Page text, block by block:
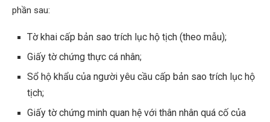
phần sau:
Tờ khai cấp bản sao trích lục hộ tịch (theo mẫu);
Giấy tờ chứng thực cá nhân;
Sổ hộ khẩu của người yêu cầu cấp bản sao trích lục hộ
tịch;
Giấy tờ chứng minh quan hệ với thân nhân quá cố của